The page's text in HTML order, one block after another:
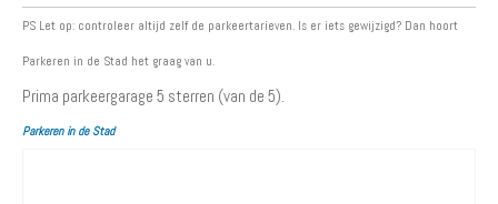
PS Let op: controleer altijd zelf de parkeertarieven. Is er iets gewijzigd? Dan hoort
Parkeren in de Stad het graag van u.
Prima parkeergarage 5 sterren (van de 5).
Parkeren in de Stad